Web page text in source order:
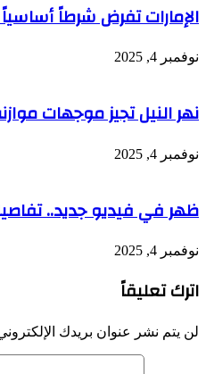
الإمارات تفرض شرطاً
نوفمبر 4, 2025
نهر النيل تجيز موجهات موازنة
نوفمبر 4, 2025
ظهر في فيديو جديد..
نوفمبر 4, 2025
اترك تعليقاً
لن يتم نشر عنوان بريدك